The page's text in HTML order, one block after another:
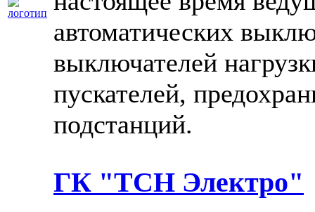
автоматических
выключателей
пускателей,
подстанций.
ГК "ТСН Электро"